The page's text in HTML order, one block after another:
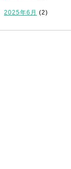
2025年6月 (2)